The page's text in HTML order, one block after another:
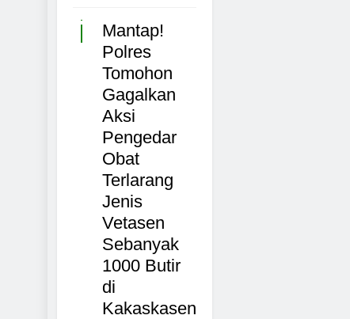
MANADO
Mantap!
Polres
Tomohon
Gagalkan
Aksi
Pengedar
Obat
Terlarang
Jenis
Vetasen
Sebanyak
1000 Butir
di
Kakaskasen